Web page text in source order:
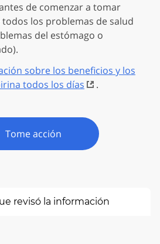
de comenzar a tomar
los problemas de salud
del estómago o
sobre los beneficios y los
todos los días
.
Tome acción
revisó la información